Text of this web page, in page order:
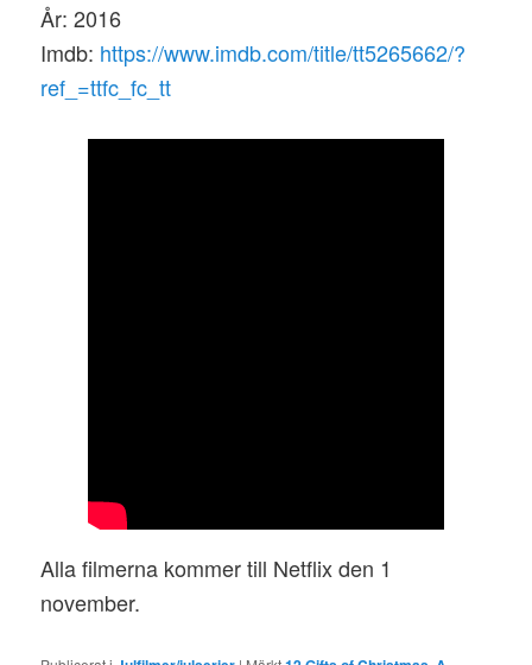
År: 2016
Imdb: https://www.imdb.com/title/tt5265662/?
ref_=ttfc_fc_tt
Alla filmerna kommer till Netflix den 1
november.